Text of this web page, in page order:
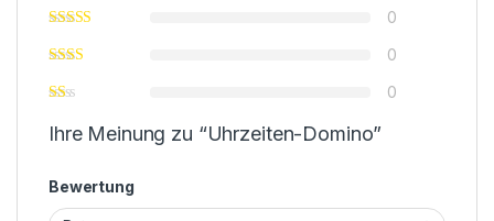
0
0
0
Ihre Meinung zu “Uhrzeiten-Domino”
Bewertung